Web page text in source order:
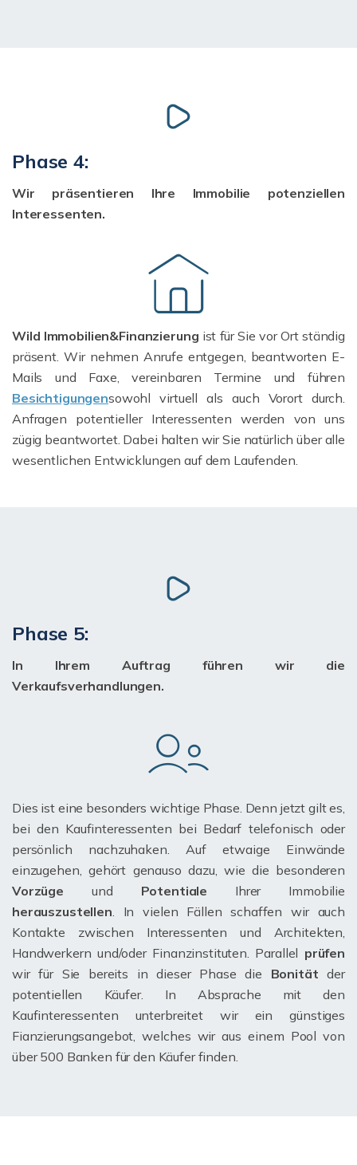
Phase 4:
Wir präsentieren Ihre Immobilie potenziellen
Interessenten.
Wild Immobilien&Finanzierung ist für Sie vor Ort ständig
präsent. Wir nehmen Anrufe entgegen, beantworten E-
Mails und Faxe, vereinbaren Termine und führen
Besichtigungensowohl virtuell als auch Vorort durch.
Anfragen potentieller Interessenten werden von uns
zügig beantwortet. Dabei halten wir Sie natürlich über alle
wesentlichen Entwicklungen auf dem Laufenden.
Phase 5:
In Ihrem Auftrag führen wir die
Verkaufsverhandlungen.
Dies ist eine besonders wichtige Phase. Denn jetzt gilt es,
bei den Kaufinteressenten bei Bedarf telefonisch oder
persönlich nachzuhaken. Auf etwaige Einwände
einzugehen, gehört genauso dazu, wie die besonderen
Vorzüge und Potentiale Ihrer Immobilie
herauszustellen. In vielen Fällen schaffen wir auch
Kontakte zwischen Interessenten und Architekten,
Handwerkern und/oder Finanzinstituten. Parallel prüfen
wir für Sie bereits in dieser Phase die Bonitätder
potentiellen Käufer. In Absprache mit den
Kaufinteressenten unterbreitet wir ein günstiges
Fianzierungsangebot, welches wir aus einem Pool von
über 500 Banken für den Käufer finden.